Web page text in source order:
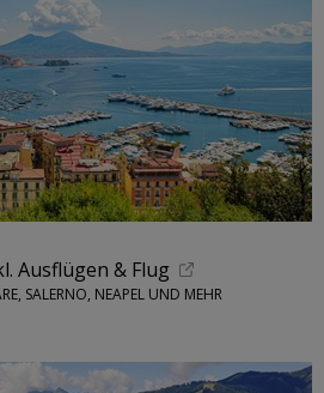
Ausflügen & Flug
SALERNO, NEAPEL UND MEHR